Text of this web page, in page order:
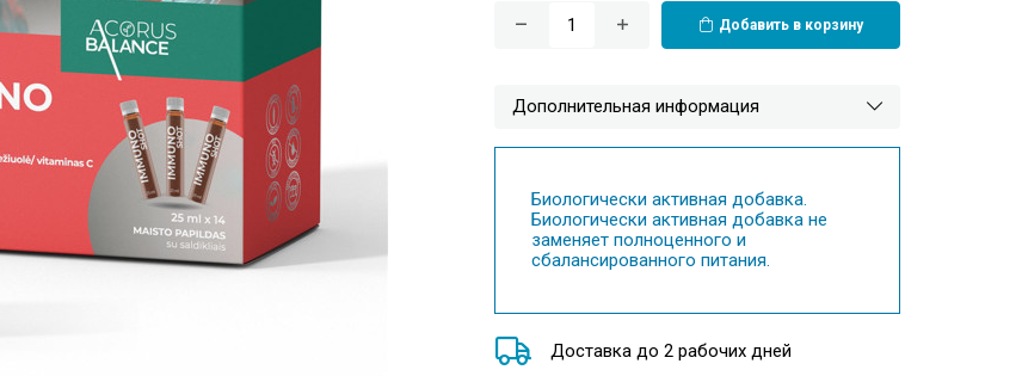
Добавить в корзину
Дополнительная информация
Биологически активная добавка.
Биологически активная добавка не
заменяет полноценного и
сбалансированного питания.
Доставка до 2 рабочих дней